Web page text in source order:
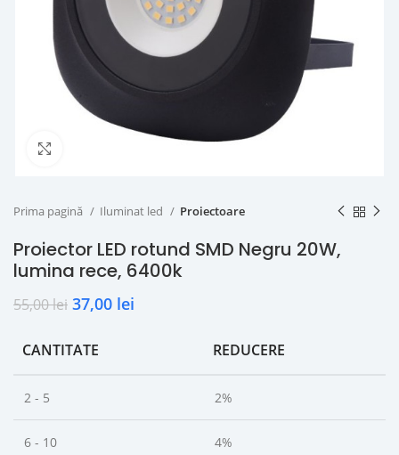
Prima pagină Iluminat led Proiectoare
Proiector LED rotund SMD Negru 20W,
lumina rece, 6400k
55,00lei 37,00 lei
CANTITATE REDUCERE
2 - 5 2%
6 - 10 4%